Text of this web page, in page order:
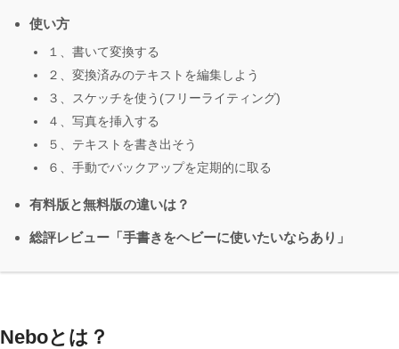
使い方
１、書いて変換する
２、変換済みのテキストを編集しよう
３、スケッチを使う(フリーライティング)
４、写真を挿入する
５、テキストを書き出そう
６、手動でバックアップを定期的に取る
有料版と無料版の違いは？
総評レビュー「手書きをヘビーに使いたいならあり」
Neboとは？